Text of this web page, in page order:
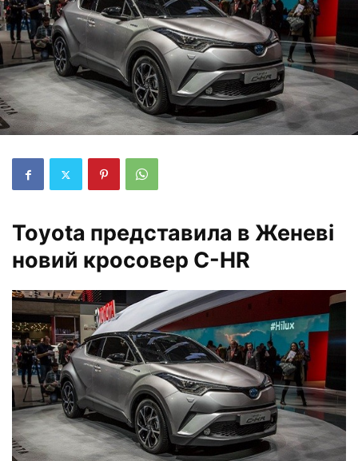
Toyota представила в Женеві
новий кросовер C-HR